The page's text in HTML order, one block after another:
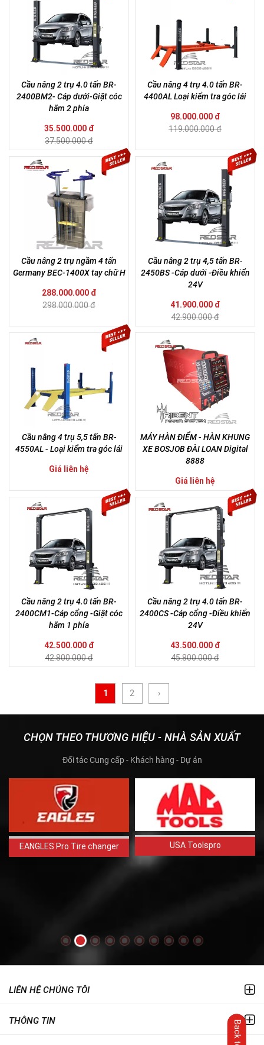
Cầu nâng 2 trụ 4.0 tấn BR-
2400BM2- Cáp dưới-Giật cóc
hãm 2 phía
35.500.000 đ
37.500.000 đ
Cầu nâng 4 trụ 4.0 tấn BR-
4400AL Loại kiểm tra góc lái
98.000.000 đ
119.000.000 đ
Cầu nâng 2 trụ ngầm 4 tấn
Germany BEC-1400X tay chữ H
288.000.000 đ
298.000.000 đ
Cầu nâng 2 trụ 4,5 tấn BR-
2450BS -Cáp dưới -Điều khiển
24V
41.900.000 đ
42.900.000 đ
Cầu nâng 4 trụ 5,5 tấn BR-
4550AL - Loại kiểm tra góc lái
Giá liên hệ
MÁY HÀN ĐIỂM - HÀN KHUNG
XE BOSJOB ĐÀI LOAN Digital
8888
Giá liên hệ
Cầu nâng 2 trụ 4.0 tấn BR-
2400CM1-Cáp cổng -Giật cóc
hãm 1 phía
42.500.000 đ
42.800.000 đ
Cầu nâng 2 trụ 4.0 tấn BR-
2400CS -Cáp cổng -Điều khiển
24V
43.500.000 đ
45.800.000 đ
1 2 ›
CHỌN THEO THƯƠNG HIỆU - NHÀ SẢN XUẤT
Đối tác Cung cấp - Khách hàng - Dự án
EANGLES Pro Tire changer USA Toolspro
LIÊN HỆ CHÚNG TÔI
THÔNG TIN